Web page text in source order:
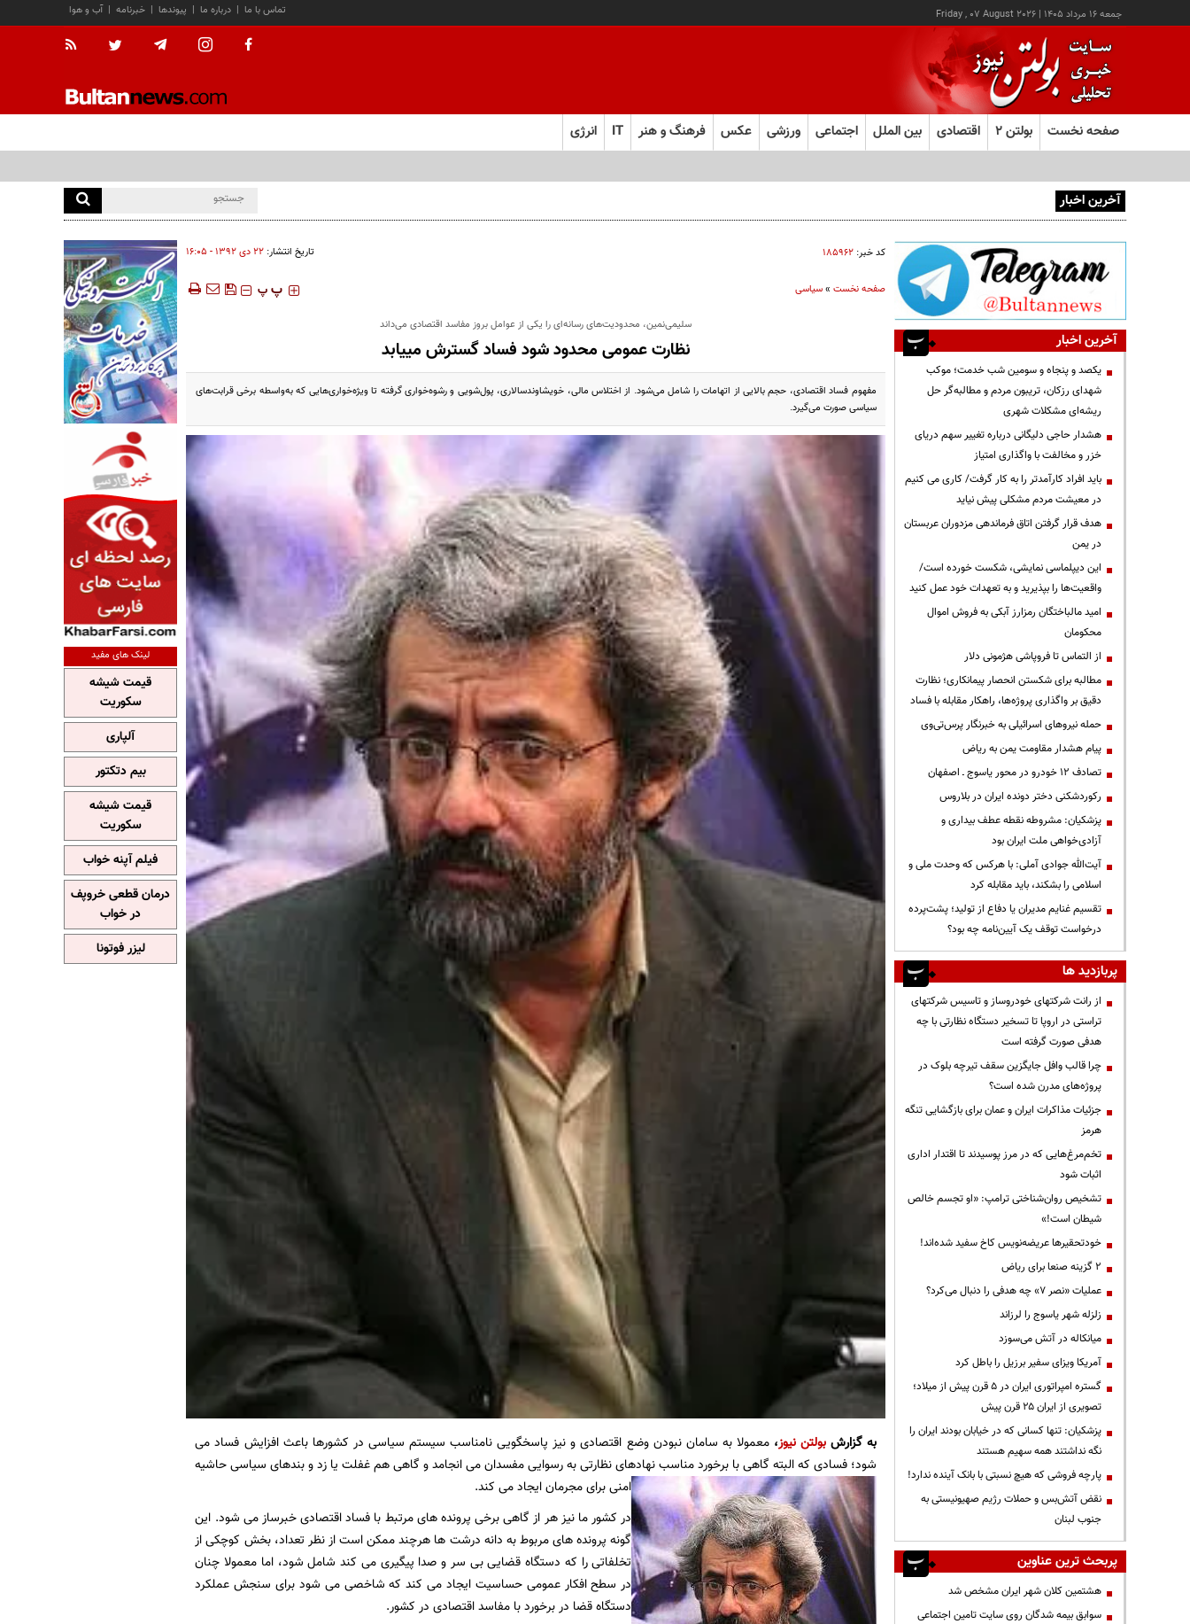
جمعه ۱۶ مرداد ۱۴۰۵ |
Friday , 07 August 2026 آب و هوا | خبرنامه | پیوندها | درباره ما | تماس با ما
صفحه نخست بولتن ۲ اقتصادی بین الملل اجتماعی ورزشی عکس فرهنگ و هنر IT انرژی
آخرین اخبار
کد خبر: ۱۸۵۹۶۲ تاریخ انتشار: ۲۲ دی ۱۳۹۲ - ۱۶:۰۵
صفحه نخست»سیاسی ‍‍‍ پ پ
سلیمی‌نمین، محدودیت‌های رسانه‌ای را یکی از عوامل بروز مفاسد اقتصادی می‌داند
نظارت عمومی محدود شود فساد گسترش می​یابد
مفهوم فساد اقتصادی، حجم بالایی از اتهامات را شامل می‌شود. از اختلاس مالی، خویشاوندسالاری، پول‌شویی و رشوه‌خواری گرفته تا ویژه‌خواری‌هایی که به‌واسطه برخی قرابت‌های
سیاسی صورت می‌گیرد.
به گزارش بولتن نیوز، معمولا به سامان نبودن وضع اقتصادی و نیز پاسخگویی نامناسب سیستم سیاسی در کشورها باعث افزایش فساد می
شود؛ فسادی که البته گاهی با برخورد مناسب نهادهای نظارتی به رسوایی مفسدان می انجامد و گاهی هم غفلت یا زد وبندهای سیاسی حاشیه
امنی برای مجرمان ایجاد می کند.
در کشور ما نیز هر از گاهی برخی پرونده های مرتبط با فساد اقتصادی خبرساز می شود. این
گونه پرونده های مربوط به دانه درشت ها هرچند ممکن است از نظر تعداد، بخش کوچکی از
تخلفاتی را که دستگاه قضایی بی سر و صدا پیگیری می کند شامل شود، اما معمولا چنان
در سطح افکار عمومی حساسیت ایجاد می کند که شاخصی می شود برای سنجش عملکرد
دستگاه قضا در برخورد با مفاسد اقتصادی در کشور.
آخرین اخبار
یکصد و پنجاه و سومین شب خدمت؛ موکب
شهدای رزکان، تریبون مردم و مطالبه‌گر حل
ریشه‌ای مشکلات شهری
هشدار حاجی دلیگانی درباره تغییر سهم دریای
خزر و مخالفت با واگذاری امتیاز
باید افراد کارآمدتر را به کار گرفت/ کاری می کنیم
در معیشت مردم مشکلی پیش نیاید
هدف قرار گرفتن اتاق‌ فرماندهی مزدوران عربستان
در یمن
این دیپلماسی نمایشی، شکست خورده است/
واقعیت‌ها را بپذیرید و به تعهدات خود عمل کنید
امید مالباختگان رمزارز آبکی به فروش اموال
محکومان
از التماس تا فروپاشی هژمونی دلار
مطالبه برای شکستن انحصار پیمانکاری؛ نظارت
دقیق بر واگذاری پروژه‌ها، راهکار مقابله با فساد
حمله نیروهای اسرائیلی به خبرنگار پرس‌تی‌وی
پیام هشدار مقاومت یمن به ریاض
تصادف ۱۲ خودرو در محور یاسوج ـ اصفهان
رکوردشکنی دختر دونده ایران در بلاروس
پزشکیان: مشروطه نقطه عطف بیداری و
آزادی‌خواهی ملت ایران بود
آیت‌الله جوادی آملی: با هرکس که وحدت ملی و
اسلامی را بشکند، باید مقابله کرد
تقسیم غنایم مدیران یا دفاع از تولید؛ پشت‌پرده
درخواست توقف یک آیین‌نامه چه بود؟
پربازدید ها
از رانت‌ شرکتهای خودروساز و تاسیس شرکتهای
تراستی در اروپا تا تسخیر دستگاه نظارتی با چه
هدفی صورت گرفته است
چرا قالب وافل جایگزین سقف تیرچه بلوک در
پروژه‌های مدرن شده است؟
جزئیات مذاکرات ایران و عمان برای بازگشایی تنگه
هرمز
تخم‌مرغ‌هایی که در مرز پوسیدند تا اقتدار اداری
اثبات شود
تشخیص روان‌شناختی ترامپ: «او تجسم خالص
شیطان است!»
خودتحقیرها عریضه‌نویس کاخ سفید شده‌اند!
۲ گزینه صنعا برای ریاض
عملیات «نصر ۷» چه هدفی را دنبال می‌کرد؟
زلزله شهر یاسوج را لرزاند
میانکاله در آتش می‌سوزد
آمریکا ویزای سفیر برزیل را باطل کرد
گستره امپراتوری ایران در ۵ قرن پیش از میلاد؛
تصویری از ایران ۲۵ قرن پیش
پزشکیان: تنها کسانی که در خیابان بودند ایران را
نگه نداشتند همه سهیم هستند
پارچه فروشی که هیچ نسبتی با بانک آینده ندارد!
نقض آتش‌بس و حملات رژیم صهیونیستی به
جنوب لبنان
پربحث ترین عناوین
هشتمین کلان شهر ایران مشخص شد
سوابق بیمه شدگان روی سایت تامین اجتماعی
لینک های مفید
قیمت شیشه
سکوریت
آلپاری
بیم دتکتور
قیمت شیشه
سکوریت
فیلم آپنه خواب
درمان قطعی خروپف
در خواب
لیزر فوتونا